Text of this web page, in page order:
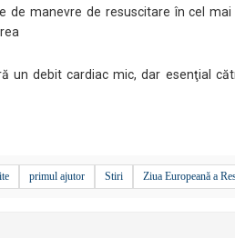
de manevre de resuscitare în cel
un debit cardiac mic, dar esenţial
primul ajutor Stiri Ziua Europeană a